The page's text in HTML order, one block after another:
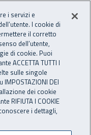
Apri cerca
i servizi e
I cookie di
il corretto
dell’utente,
di cookie. Puoi
ACCETTA TUTTI I
sulle singole
DEI
dei cookie
RIFIUTA I COOKIE
i dettagli,